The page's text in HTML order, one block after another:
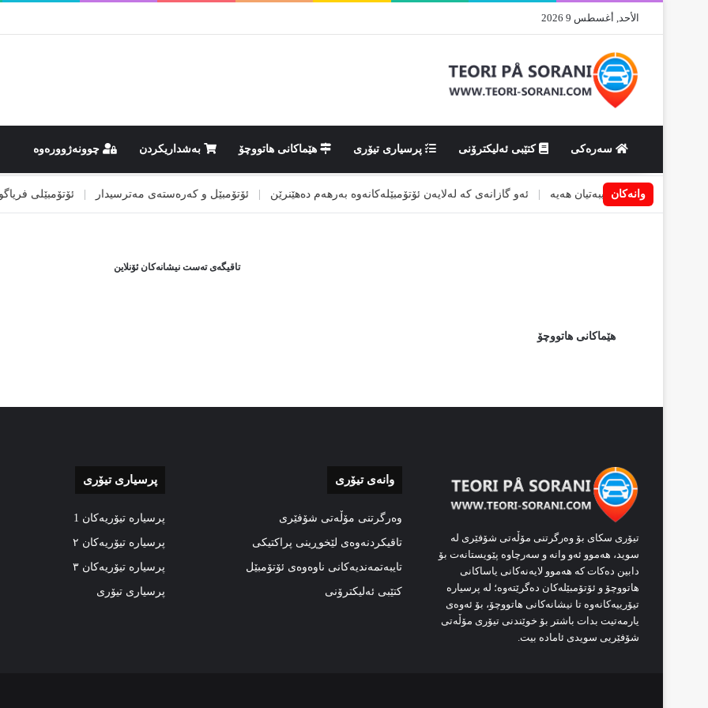
الأحد, أغسطس 9 2026
سەرەکی کتێبی ئەلیکترۆنی پرسیاری تیۆری هێماکانى هاتووچۆ بەشداریکردن چوونەژوورەوە
وانەکان
کە پێویستی تایبەتیان هەیە | ئەو گازانەی کە لەلایەن ئۆتۆمبێلەکانەوە بەرهەم دەهێنرێن | ئۆتۆمبێل و کەرەستەی مەترسیدار | ئۆتۆمبێلی
تاقیگەی تەست نیشانەکان ئۆنلاین
هێماکانى هاتووچۆ
تیۆری سکای بۆ وەرگرتنی مۆڵەتی شۆفێری لە
سوید، هەموو ئەو وانە و سەرچاوە پێویستانەت بۆ
دابین دەکات کە هەموو لایەنەکانی یاساکانی
هاتووچۆ و ئۆتۆمبێلەکان دەگرێتەوە؛ لە پرسیارە
تیۆرییەکانەوە تا نیشانەکانی هاتووچۆ، بۆ ئەوەی
یارمەتیت بدات باشتر بۆ خوێندنی تیۆری مۆڵەتی
شۆفێریی سویدی ئامادە بیت.
وانەی تیۆری
وەرگرتنی مۆڵەتی شۆفێری
تاقیکردنەوەی لێخوڕینی پراکتیکی
تایبەتمەندیەکانی ناوەوەی ئۆتۆمبێل
کتێبی ئەلیکترۆنی
پرسیاری تیۆری
پرسیارە تیۆریەکان 1
پرسیارە تیۆریەکان ٢
پرسیارە تیۆریەکان ٣
پرسیاری تیۆری